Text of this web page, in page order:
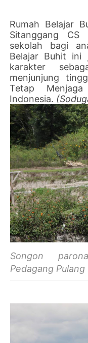
Rumah Belajar
Sitanggang
sekolah bagi
Belajar Buhit ini
karakter
menjunjung
Tetap Menjaga
Indonesia.
Songon
Pedagang